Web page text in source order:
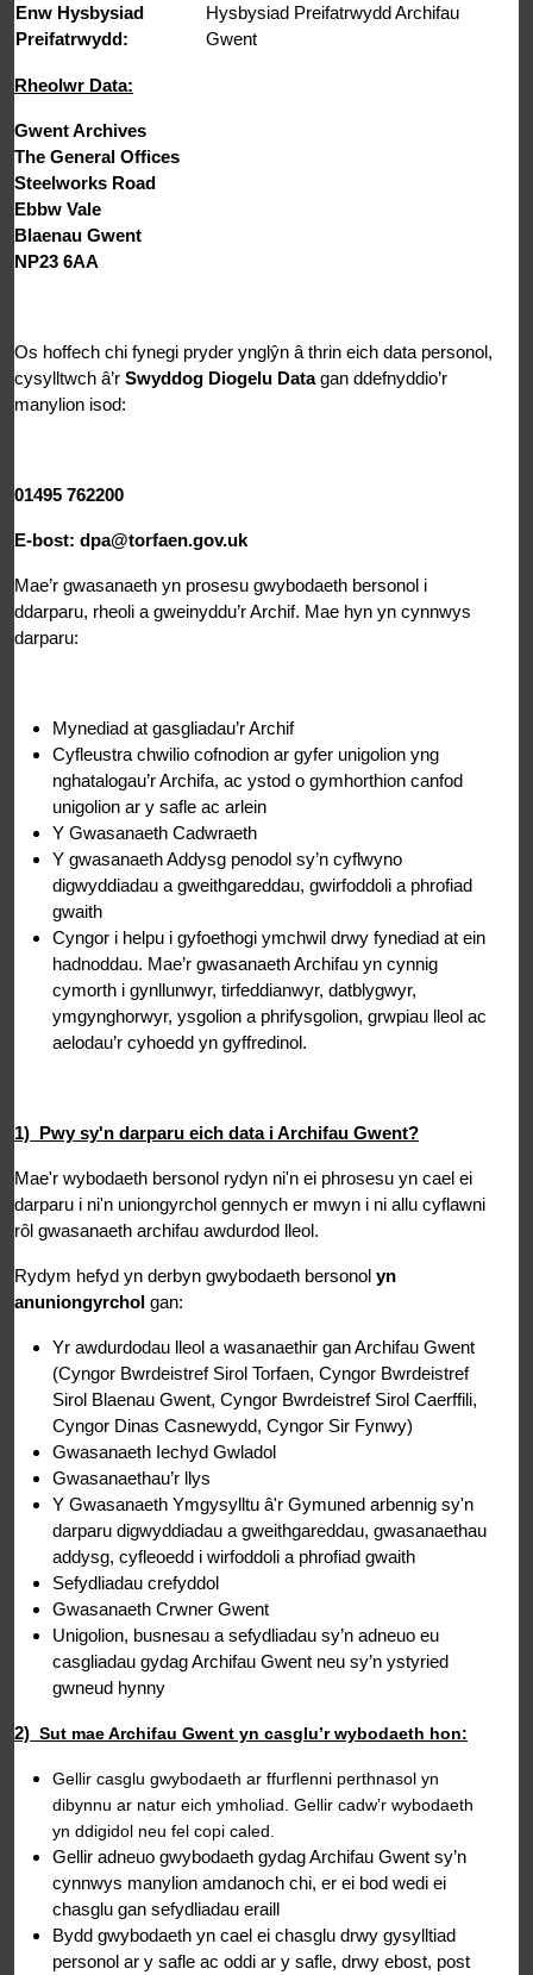
Enw Hysbysiad
Preifatrwydd:
Hysbysiad Preifatrwydd Archifau
Gwent
Rheolwr Data:
Gwent Archives
The General Offices
Steelworks Road
Ebbw Vale
Blaenau Gwent
NP23 6AA
Os hoffech chi fynegi pryder ynglŷn â thrin eich data personol,
cysylltwch â’r Swyddog Diogelu Datagan ddefnyddio’r
manylion isod:
01495 762200
E-bost: dpa@torfaen.gov.uk
Mae’r gwasanaeth yn prosesu gwybodaeth bersonol i
ddarparu, rheoli a gweinyddu’r Archif. Mae hyn yn cynnwys
darparu:
Mynediad at gasgliadau’r Archif
Cyfleustra chwilio cofnodion ar gyfer unigolion yng
nghatalogau’r Archifa, ac ystod o gymhorthion canfod
unigolion ar y safle ac arlein
Y Gwasanaeth Cadwraeth
Y gwasanaeth Addysg penodol sy’n cyflwyno
digwyddiadau a gweithgareddau, gwirfoddoli a phrofiad
gwaith
Cyngor i helpu i gyfoethogi ymchwil drwy fynediad at ein
hadnoddau. Mae’r gwasanaeth Archifau yn cynnig
cymorth i gynllunwyr, tirfeddianwyr, datblygwyr,
ymgynghorwyr, ysgolion a phrifysgolion, grwpiau lleol ac
aelodau’r cyhoedd yn gyffredinol.
1) Pwy sy'n darparu eich data i Archifau Gwent?
Mae'r wybodaeth bersonol rydyn ni'n ei phrosesu yn cael ei
darparu i ni'n uniongyrchol gennych er mwyn i ni allu cyflawni
rôl gwasanaeth archifau awdurdod lleol.
Rydym hefyd yn derbyn gwybodaeth bersonol yn
anuniongyrchol gan:
Yr awdurdodau lleol a wasanaethir gan Archifau Gwent
(Cyngor Bwrdeistref Sirol Torfaen, Cyngor Bwrdeistref
Sirol Blaenau Gwent, Cyngor Bwrdeistref Sirol Caerffili,
Cyngor Dinas Casnewydd, Cyngor Sir Fynwy)
Gwasanaeth Iechyd Gwladol
Gwasanaethau’r llys
Y Gwasanaeth Ymgysylltu â'r Gymuned arbennig sy'n
darparu digwyddiadau a gweithgareddau, gwasanaethau
addysg, cyfleoedd i wirfoddoli a phrofiad gwaith
Sefydliadau crefyddol
Gwasanaeth Crwner Gwent
Unigolion, busnesau a sefydliadau sy’n adneuo eu
casgliadau gydag Archifau Gwent neu sy’n ystyried
gwneud hynny
2) Sut mae Archifau Gwent yn casglu’r wybodaeth hon:
Gellir casglu gwybodaeth ar ffurflenni perthnasol yn
dibynnu ar natur eich ymholiad. Gellir cadw’r wybodaeth
yn ddigidol neu fel copi caled.
Gellir adneuo gwybodaeth gydag Archifau Gwent sy’n
cynnwys manylion amdanoch chi, er ei bod wedi ei
chasglu gan sefydliadau eraill
Bydd gwybodaeth yn cael ei chasglu drwy gysylltiad
personol ar y safle ac oddi ar y safle, drwy ebost, post